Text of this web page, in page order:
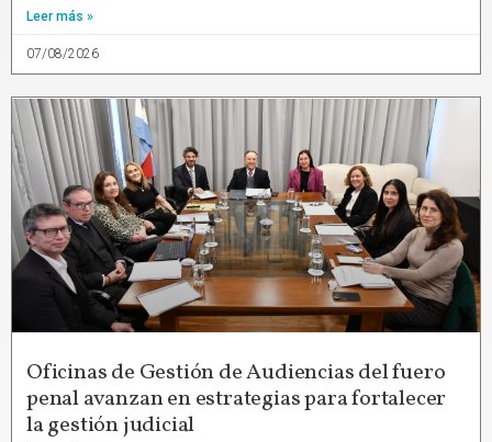
Leer más »
07/08/2026
Oficinas de Gestión de Audiencias del fuero
penal avanzan en estrategias para fortalecer
la gestión judicial